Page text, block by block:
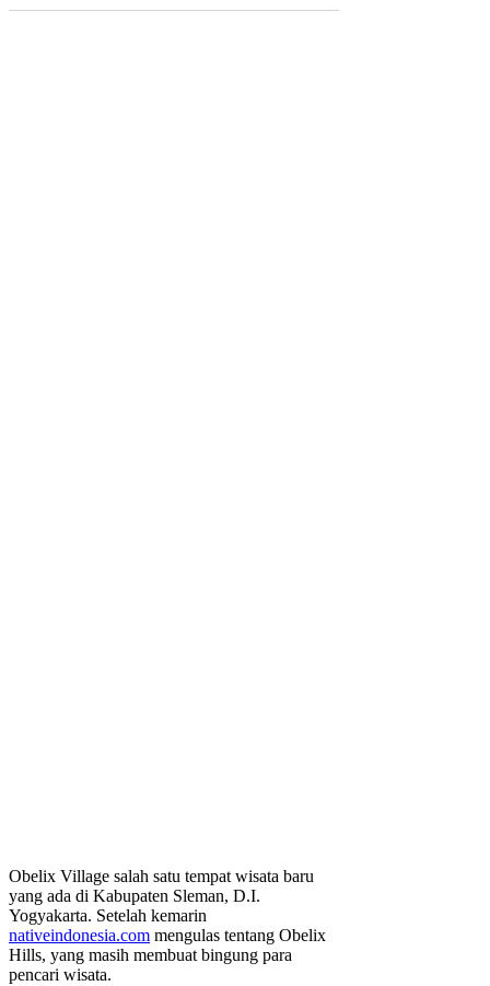
Obelix Village salah satu tempat wisata baru
yang ada di Kabupaten Sleman, D.I.
Yogyakarta. Setelah kemarin
nativeindonesia.com mengulas tentang Obelix
Hills, yang masih membuat bingung para
pencari wisata.